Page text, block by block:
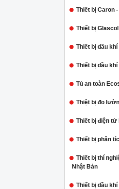
Thiết bị Caron -
Thiết bị
Thiết bị dầu
Thiết bị dầu khí
Tủ an toàn
Thiệt bị đo
Thiết bị điện
Thiết bị phân
Thiết bị thí
Nhật Bản
Thiết bị dầu